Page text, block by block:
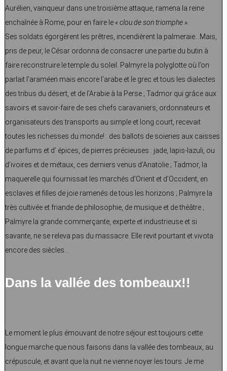
Aurélien, vainqueur dans une troisième attaque, ramena la reine
enchaînée à Rome, pour en faire le « clou de son triomphe ».
Ses soldats égorgèrent les prêtres, incendièrent la palmeraie…Mais,
pris de peur, le César ordonna de consacrer une partie du butin à
faire reconstruire le temple du soleil. Palmyre la polyglotte où l’on
parlait l’araméen mais encore l’arabe et le grec et tous les dialectes
des tribus du désert, et de l’Arabie à la Perse ; Tadmor qui grâce aux
savoirs et savoir-faire de ses chefs caravaniers, ordonnateurs et
organisateurs des transports au simple et long court, recevait
toutes les richesses du monde! : des ballots de soieries aux caisses
de parfums et d’ épices, de pierres précieuses : jade, lapis-lazuli, ou
d’ivoires et de métaux, ces derniers venus d’Anatolie ; Tadmor, la
maquerelle qui fournissait les marchés d’Orient et d’Occident, en
esclaves et filles de joie ramenés de tous les horizons ; Palmyre la
très cultivée et friande de philosophie, de musique et de théâtre ;
Palmyre la grande commerçante, experte et industrieuse et si
savante, ne se releva pas du massacre. Elle revit pourtant et vivota
encore des siècles…
Dans la vallée des tombeaux!!
Le moment le plus émouvant de notre séjour est toujours cette
longue marche que nous faisons dans la vallée des tombeaux, au
crépuscule, et avant que la nuit ne vienne noyer les tours. Je me